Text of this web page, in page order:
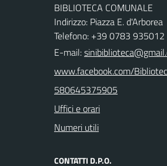
BIBLIOTECA COMUNALE
Indirizzo: Piazza E. d'Arborea
Telefono: +39 0783 935012
E-mail:
www.facebook.com/
580645375905
Uffici e orari
Numeri utili
CONTATTI D.P.O.